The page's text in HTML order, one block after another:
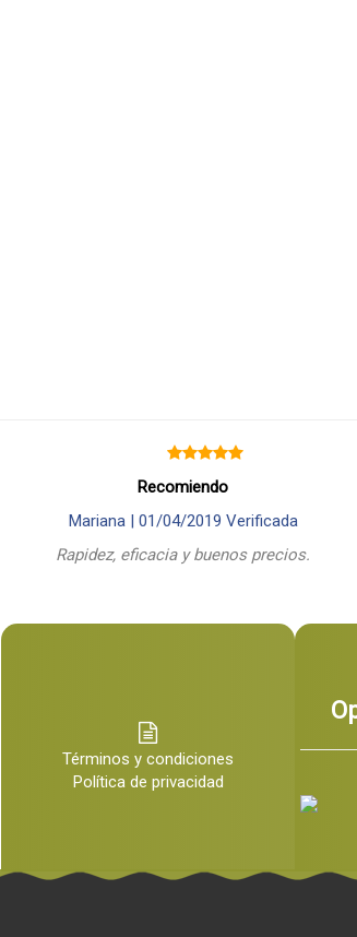
Recomiendo
Mariana | 01/04/2019 Verificada
Rapidez, eficacia y buenos precios.
Términos y condiciones
Política de privacidad